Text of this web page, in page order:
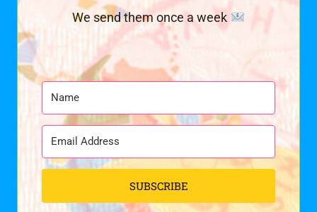
We send them once a week
SUBSCRIBE